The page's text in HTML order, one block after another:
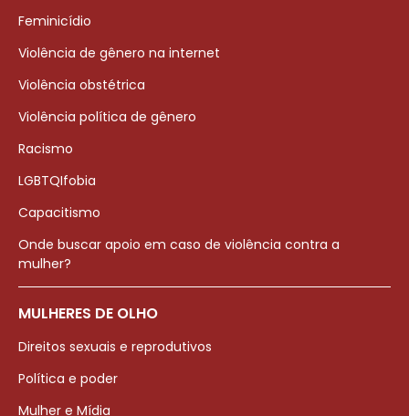
Feminicídio
Violência de gênero na internet
Violência obstétrica
Violência política de gênero
Racismo
LGBTQIfobia
Capacitismo
Onde buscar apoio em caso de violência contra a
mulher?
MULHERES DE OLHO
Direitos sexuais e reprodutivos
Política e poder
Mulher e Mídia